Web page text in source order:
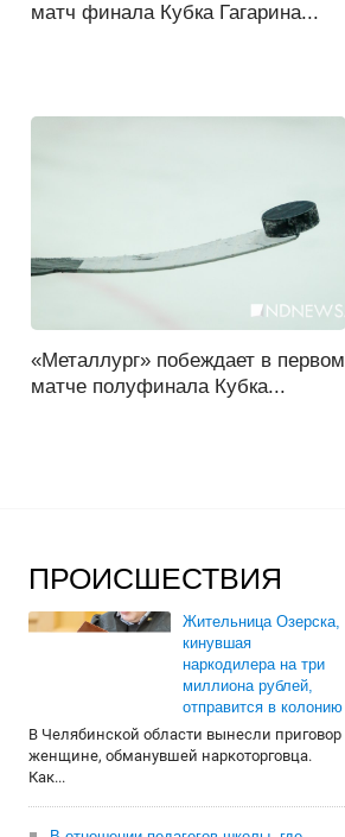
матч финала Кубка Гагарина...
«Металлург» побеждает в первом
матче полуфинала Кубка...
ПРОИСШЕСТВИЯ
Жительница Озерска,
кинувшая
наркодилера на три
миллиона рублей,
отправится в колонию
В Челябинской области вынесли приговор
женщине, обманувшей наркоторговца.
Как...